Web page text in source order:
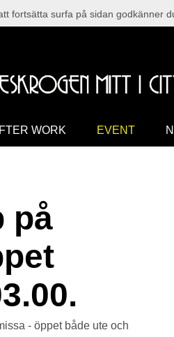
WORK EVENT
på
- öppet både ute och
fortsätta surfa på sidan godkänner